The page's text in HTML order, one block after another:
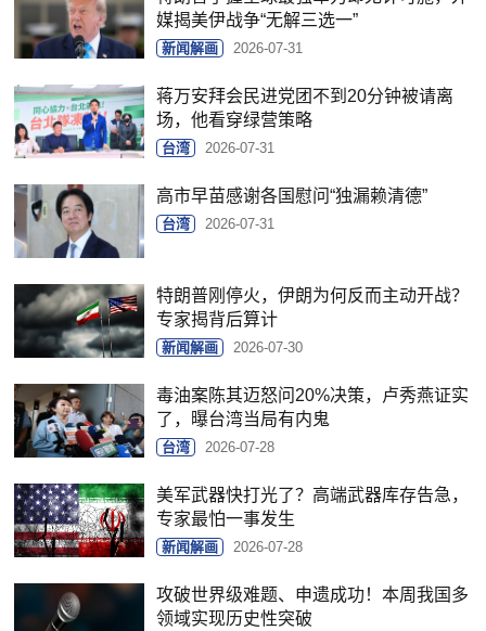
媒揭美伊战争“无解三选一”
新闻解画 2026-07-31
蒋万安拜会民进党团不到20分钟被请离
场，他看穿绿营策略
台湾 2026-07-31
高市早苗感谢各国慰问“独漏赖清德”
台湾 2026-07-31
特朗普刚停火，伊朗为何反而主动开战？
专家揭背后算计
新闻解画 2026-07-30
毒油案陈其迈怒问20%决策，卢秀燕证实
了，曝台湾当局有内鬼
台湾 2026-07-28
美军武器快打光了？高端武器库存告急，
专家最怕一事发生
新闻解画 2026-07-28
攻破世界级难题、申遗成功！本周我国多
领域实现历史性突破